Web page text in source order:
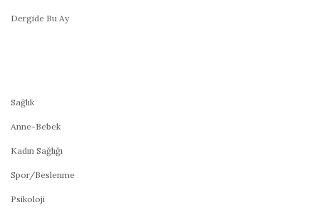
Dergide Bu Ay
Sağlık
Anne-Bebek
Kadın Sağlığı
Spor/Beslenme
Psikoloji